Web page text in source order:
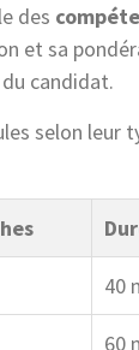
des
et sa
candidat.
selon leur
40
60